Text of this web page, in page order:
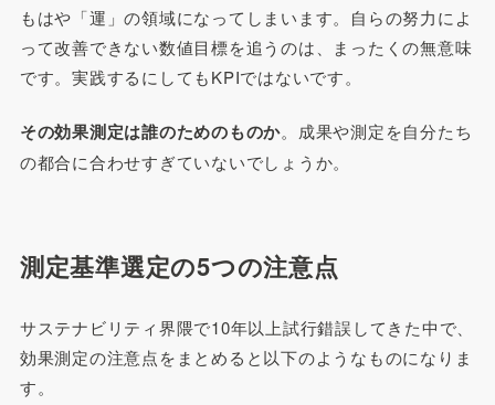
もはや「運」の領域になってしまいます。自らの努力によ
って改善できない数値目標を追うのは、まったくの無意味
です。実践するにしてもKPIではないです。
その効果測定は誰のためのものか。成果や測定を自分たち
の都合に合わせすぎていないでしょうか。
測定基準選定の5つの注意点
サステナビリティ界隈で10年以上試行錯誤してきた中で、
効果測定の注意点をまとめると以下のようなものになりま
す。